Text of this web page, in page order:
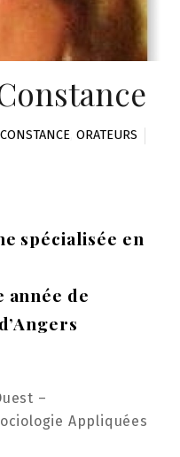
, ORATEURS
spécialisée en
année de
–
Appliquées